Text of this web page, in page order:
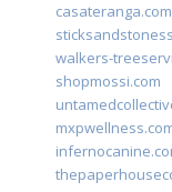
casateranga.com
walkers-
shopmossi.com